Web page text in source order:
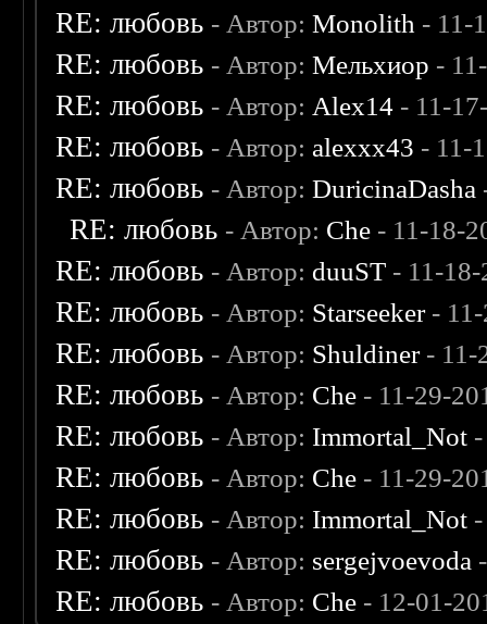
RE: любовь - Автор:Monolith - 11-
RE: любовь - Автор:Мельхиор -
RE: любовь - Автор: Alex14 - 11-
RE: любовь - Автор: alexxx43 - 11-
RE: любовь - Автор:DuricinaDasha
RE: любовь - Автор: Che - 11-18-
RE: любовь - Автор: duuST - 11-
RE: любовь - Автор: Starseeker- 11-
RE: любовь - Автор: Shuldiner- 11-
RE: любовь - Автор: Che - 11-29-
RE: любовь - Автор: Immortal_Not
RE: любовь - Автор: Che - 11-29-
RE: любовь - Автор: Immortal_Not
RE: любовь - Автор: sergejvoevoda
RE: любовь - Автор: Che - 12-01-